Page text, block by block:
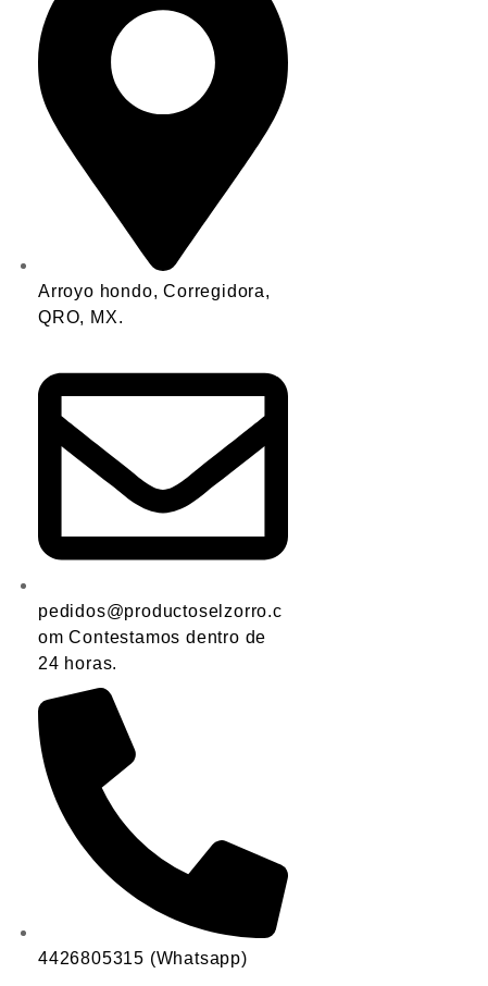
Arroyo hondo, Corregidora,
QRO, MX.
pedidos@productoselzorro.c
om Contestamos dentro de
24 horas.
4426805315 (Whatsapp)